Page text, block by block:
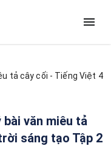
tả cây cối - Tiếng Việt 4
văn miêu tả
sáng tạo Tập 2